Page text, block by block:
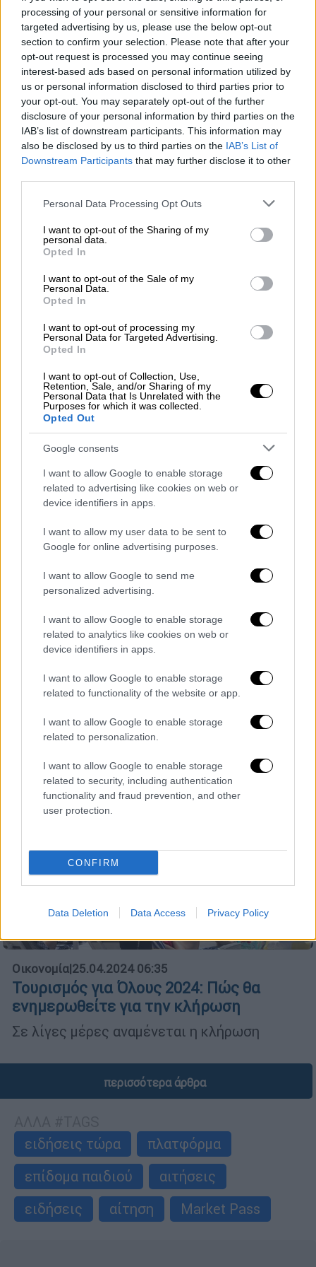
processing of your personal or sensitive information for
targeted advertising by us, please use the below opt-out
section to confirm your selection. Please note that after your
opt-out request is processed you may continue seeing
interest-based ads based on personal information utilized by
us or personal information disclosed to third parties prior to
your opt-out. You may separately opt-out of the further
disclosure of your personal information by third parties on the
IAB’s list of downstream participants. This information may
also be disclosed by us to third parties on the IAB’s List of
Downstream Participants that may further disclose it to other
Please note that this website/app uses one or more Google
not limited to your visit or usage behaviour. You may click to
grant or deny consent to Google and its third-party tags to
use your data for below specified purposes in below Google
consent section.
Personal Data Processing Opt Outs
I want to opt-out of the Sharing of my
personal data.
Opted In
I want to opt-out of the Sale of my
Personal Data.
Opted In
I want to opt-out of processing my
Personal Data for Targeted Advertising.
Opted In
I want to opt-out of Collection, Use,
Retention, Sale, and/or Sharing of my
Personal Data that Is Unrelated with the
Purposes for which it was collected.
Opted Out
Google consents
I want to allow Google to enable storage
related to advertising like cookies on web or
device identifiers in apps.
I want to allow my user data to be sent to
Google for online advertising purposes.
I want to allow Google to send me
personalized advertising.
I want to allow Google to enable storage
related to analytics like cookies on web or
device identifiers in apps.
I want to allow Google to enable storage
related to functionality of the website or app.
I want to allow Google to enable storage
related to personalization.
I want to allow Google to enable storage
related to security, including authentication
functionality and fraud prevention, and other
user protection.
CONFIRM
Data Deletion Data Access Privacy Policy
Οικονομία|19.02.2025 17:32
«Κινούμαι Ηλεκτρικά 3»: Παράταση
υποβολής για νέες αιτήσεις – Πότε
ολοκληρώνεται η δράση
Δίνεται η δυνατότητα στους
ενδιαφερόμενους η υποβολή νέων αιτήσεων
Οικονομία|04.10.2024 09:31
Ανοιχτή η πλατφόρμα για νέες αιτήσεις
δικαιούχοι
Οικονομία|25.04.2024 06:35
Τουρισμός για Όλους 2024: Πώς θα
ενημερωθείτε για την κλήρωση
Σε λίγες μέρες αναμένεται η κλήρωση
περισσότερα άρθρα
ειδήσεις τώρα
πλατφόρμα
επίδομα παιδιού
αιτήσεις
ειδήσεις
αίτηση Market Pass